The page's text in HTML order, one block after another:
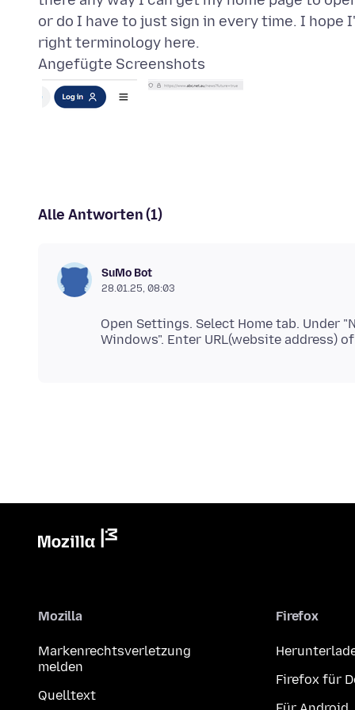
or do I have to just sign in every time. I
Angefügte Screenshots
Alle Antworten (1)
SuMo Bot
28.01.25, 08:03
Open Settings. Select Home tab. Under
Mozilla
Markenrechtsverletzung
melden
Quelltext
Firefox
Firefox für